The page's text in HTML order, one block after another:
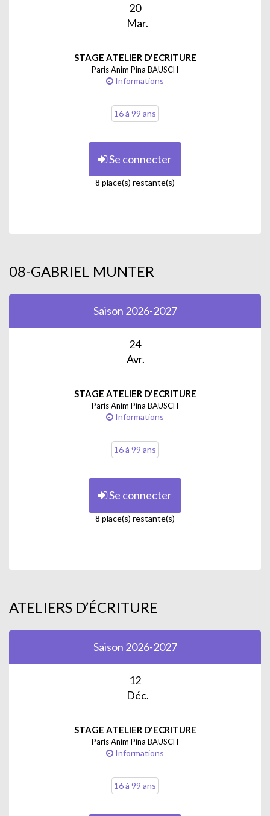
20
Mar.
STAGE ATELIER D'ECRITURE
Paris Anim Pina BAUSCH
Informations
16 à 99 ans
Se connecter
8 place(s) restante(s)
08-GABRIEL MUNTER
Saison 2026-2027
24
Avr.
STAGE ATELIER D'ECRITURE
Paris Anim Pina BAUSCH
Informations
16 à 99 ans
Se connecter
8 place(s) restante(s)
ATELIERS D’ÉCRITURE
Saison 2026-2027
12
Déc.
STAGE ATELIER D'ECRITURE
Paris Anim Pina BAUSCH
Informations
16 à 99 ans